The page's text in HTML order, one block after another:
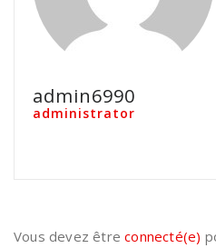
admin6990
administrator
Vous devez êtreconnecté(e)